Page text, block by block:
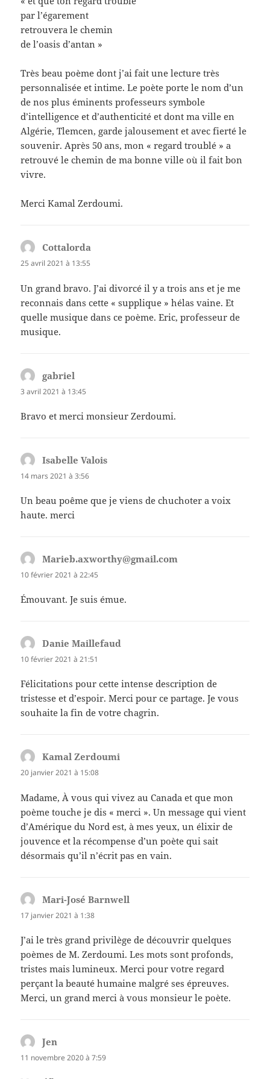
par l’égarement
retrouvera le chemin
de l’oasis d’antan »
Très beau poème dont j’ai fait une lecture très
personnalisée et intime. Le poète porte le nom d’un
de nos plus éminents professeurs symbole
d’intelligence et d’authenticité et dont ma ville en
Algérie, Tlemcen, garde jalousement et avec fierté le
souvenir. Après 50 ans, mon « regard troublé » a
retrouvé le chemin de ma bonne ville où il fait bon
vivre.
Merci Kamal Zerdoumi.
Cottalorda
25 avril 2021 à 13:55
Un grand bravo. J’ai divorcé il y a trois ans et je me
reconnais dans cette « supplique » hélas vaine. Et
quelle musique dans ce poème. Eric, professeur de
musique.
gabriel
3 avril 2021 à 13:45
Bravo et merci monsieur Zerdoumi.
Isabelle Valois
14 mars 2021 à 3:56
Un beau poême que je viens de chuchoter a voix
haute. merci
Marieb.axworthy@gmail.com
10 février 2021 à 22:45
Émouvant. Je suis émue.
Danie Maillefaud
10 février 2021 à 21:51
Félicitations pour cette intense description de
tristesse et d’espoir. Merci pour ce partage. Je vous
souhaite la fin de votre chagrin.
Kamal Zerdoumi
20 janvier 2021 à 15:08
Madame, À vous qui vivez au Canada et que mon
poème touche je dis « merci ». Un message qui vient
d’Amérique du Nord est, à mes yeux, un élixir de
jouvence et la récompense d’un poète qui sait
désormais qu’il n’écrit pas en vain.
Mari-José Barnwell
17 janvier 2021 à 1:38
J’ai le très grand privilège de découvrir quelques
poèmes de M. Zerdoumi. Les mots sont profonds,
tristes mais lumineux. Merci pour votre regard
perçant la beauté humaine malgré ses épreuves.
Merci, un grand merci à vous monsieur le poète.
Jen
11 novembre 2020 à 7:59